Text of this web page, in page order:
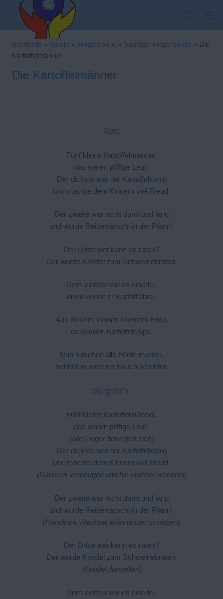
springen
Kindergarten-
Startseite » Spiele » Fingerspiele » Spaßige Fingerspiele » Die
Kartoffelmänner
Die Kartoffelmänner
Text:
Fünf kleine Kartoffelmänner,
das waren pfiffige Leut‘.
Der dickste war der Kartoffelkönig
und machte dem Kindern viel Freud.
Der zweite war recht dünn und lang
und wurde Reiberdatschi in der Pfann‘.
Der Dritte wer kann es raten?
Der wurde Knödel zum Schweinebraten.
Dem vierten war es einerlei,
drum wurde er Kartoffelbrei.
Aus diesem kleinen Namens Flipp,
da wurden Kartoffelchips.
Nun rutschen alle Fünfe munter,
schnell in unseren Bauch herunter.
So geht’s:
Fünf kleine Kartoffelmänner,
das waren pfiffige Leut‘.
(alle Finger bewegen sich)
Der dickste war der Kartoffelkönig
und machte dem Kindern viel Freud.
(Daumen verbeugen und hin und her wackeln)
Der zweite war recht dünn und lang
und wurde Reiberdatschi in der Pfann‘.
(Hände im Wechsel aufeinander schlagen)
Der Dritte wer kann es raten?
Der wurde Knödel zum Schweinebraten.
(Knödel darstellen)
Dem vierten war es einerlei,